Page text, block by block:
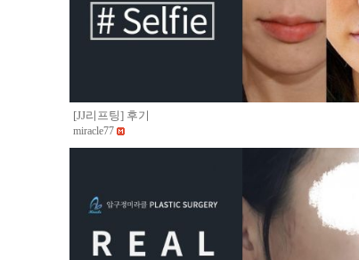
[JJ리프팅] 후기
miracle77